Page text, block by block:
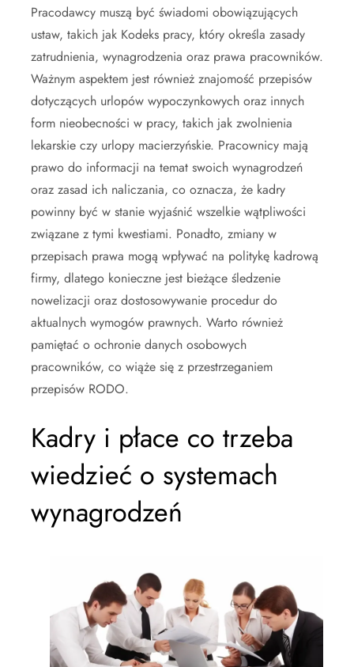
Pracodawcy muszą być świadomi obowiązujących
ustaw, takich jak Kodeks pracy, który określa zasady
zatrudnienia, wynagrodzenia oraz prawa pracowników.
Ważnym aspektem jest również znajomość przepisów
dotyczących urlopów wypoczynkowych oraz innych
form nieobecności w pracy, takich jak zwolnienia
lekarskie czy urlopy macierzyńskie. Pracownicy mają
prawo do informacji na temat swoich wynagrodzeń
oraz zasad ich naliczania, co oznacza, że kadry
powinny być w stanie wyjaśnić wszelkie wątpliwości
związane z tymi kwestiami. Ponadto, zmiany w
przepisach prawa mogą wpływać na politykę kadrową
firmy, dlatego konieczne jest bieżące śledzenie
nowelizacji oraz dostosowywanie procedur do
aktualnych wymogów prawnych. Warto również
pamiętać o ochronie danych osobowych
pracowników, co wiąże się z przestrzeganiem
przepisów RODO.
Kadry i płace co trzeba
wiedzieć o systemach
wynagrodzeń